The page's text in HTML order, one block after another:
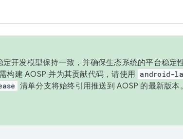
开发模型保持一致，并确保生态系统的平台稳定
构建 AOSP 并为其贡献代码，请使用 android-
清单分支将始终引用推送到 AOSP 的最新版